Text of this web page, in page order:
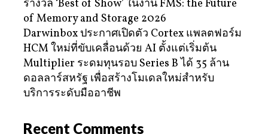
รางวัล ‘Best of Show’ ในงาน FMS: the Future
of Memory and Storage 2026
Darwinbox ประกาศเปิดตัว Cortex แพลตฟอร์ม
HCM ใหม่ที่ขับเคลื่อนด้วย AI ตั้งแต่เริ่มต้น
Multiplier ระดมทุนรอบ Series B ได้ 35 ล้าน
ดอลลาร์สหรัฐ เพื่อสร้างโมเดลใหม่สำหรับ
บริการระดับมืออาชีพ
Recent Comments